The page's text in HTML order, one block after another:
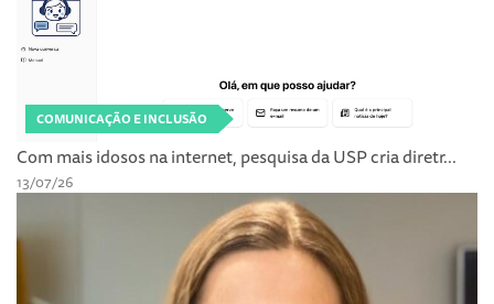
COMUNICAÇÃO E INCLUSÃO
Com mais idosos na internet, pesquisa da USP cria diretr...
13/07/26